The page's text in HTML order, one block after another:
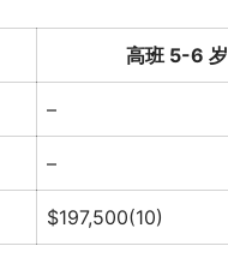
高班 5-6 岁
–
–
$197,500(10)